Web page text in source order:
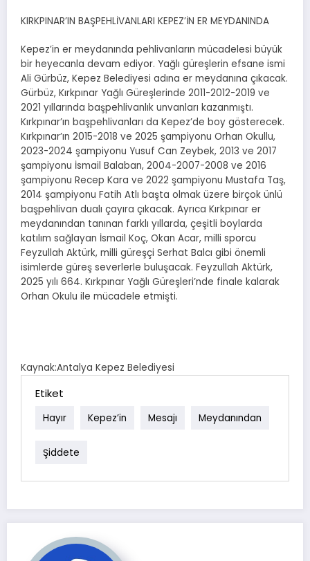
KIRKPINAR’IN BAŞPEHLİVANLARI KEPEZ’İN ER MEYDANINDA
Kepez’in er meydanında pehlivanların mücadelesi büyük
bir heyecanla devam ediyor. Yağlı güreşlerin efsane ismi
Ali Gürbüz, Kepez Belediyesi adına er meydanına çıkacak.
Gürbüz, Kırkpınar Yağlı Güreşlerinde 2011-2012-2019 ve
2021 yıllarında başpehlivanlık unvanları kazanmıştı.
Kırkpınar’ın başpehlivanları da Kepez’de boy gösterecek.
Kırkpınar’ın 2015-2018 ve 2025 şampiyonu Orhan Okullu,
2023-2024 şampiyonu Yusuf Can Zeybek, 2013 ve 2017
şampiyonu İsmail Balaban, 2004-2007-2008 ve 2016
şampiyonu Recep Kara ve 2022 şampiyonu Mustafa Taş,
2014 şampiyonu Fatih Atlı başta olmak üzere birçok ünlü
başpehlivan dualı çayıra çıkacak. Ayrıca Kırkpınar er
meydanından tanınan farklı yıllarda, çeşitli boylarda
katılım sağlayan İsmail Koç, Okan Acar, milli sporcu
Feyzullah Aktürk, milli güreşçi Serhat Balcı gibi önemli
isimlerde güreş severlerle buluşacak. Feyzullah Aktürk,
2025 yılı 664. Kırkpınar Yağlı Güreşleri’nde finale kalarak
Orhan Okulu ile mücadele etmişti.
Kaynak:Antalya Kepez Belediyesi
Etiket
Hayır Kepez’in Mesajı Meydanından
Şiddete